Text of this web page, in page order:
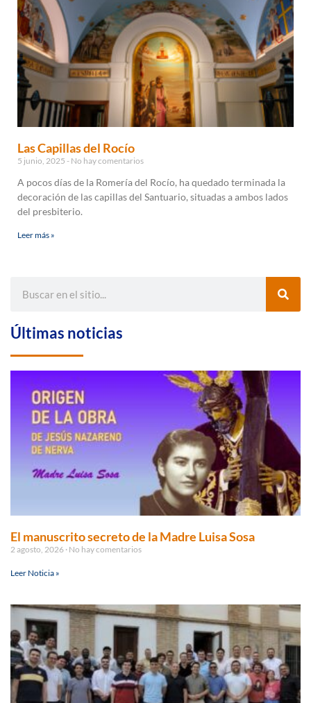
Las Capillas del Rocío
5 junio, 2025 No hay comentarios
A pocos días de la Romería del Rocío, ha quedado terminada la
decoración de las capillas del Santuario, situadas a ambos lados
del presbiterio.
Leer más »
Últimas noticias
El manuscrito secreto de la Madre Luisa Sosa
2 agosto, 2026 No hay comentarios
Leer Noticia »